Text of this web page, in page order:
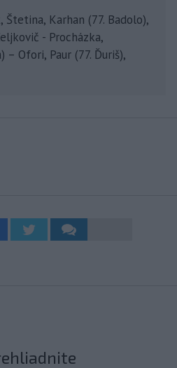
Karhan (77. Badolo),
- Procházka,
Ofori, Paur (77. Ďuriš),